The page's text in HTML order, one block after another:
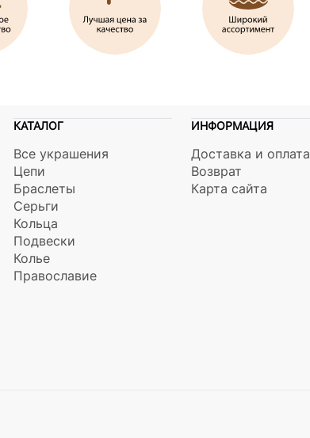
КАТАЛОГ
Все украшения
Цепи
Браслеты
Серьги
Кольца
Подвески
Колье
Православие
ИНФОРМАЦИЯ
Доставка и оплата
Возврат
Карта сайта